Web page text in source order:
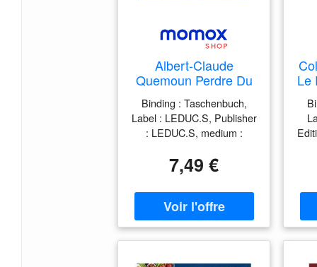
Albert-Claude
Quemoun Perdre Du
Poids Avec
L'Homéopathie
Binding : Taschenbuch,
Label : LEDUC.S, Publisher
: LEDUC.S, medium :
numberOfPages : 256,
publicationDate : 2015-02-
09, authors : Albert-Claude
Quemoun, Raphaël
Gruman, languages : french
7,49 €
Le
: